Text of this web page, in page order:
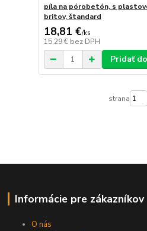
píla na pórobetón, s
britov, štandard
18,81 €/ks
15,29 € bez DPH
Pridať
strana
Informácie pre zákazníkov
O nás